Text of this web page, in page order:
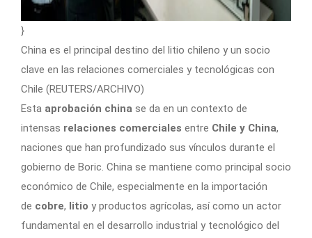
}
China es el principal destino del litio chileno y un socio
clave en las relaciones comerciales y tecnológicas con
Chile (REUTERS/ARCHIVO)
Esta aprobación china se da en un contexto de
intensas relaciones comerciales entre Chile y China,
naciones que han profundizado sus vínculos durante el
gobierno de Boric. China se mantiene como principal socio
económico de Chile, especialmente en la importación
de cobre, litio y productos agrícolas, así como un actor
fundamental en el desarrollo industrial y tecnológico del